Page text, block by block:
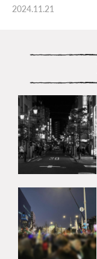
2024.11.21